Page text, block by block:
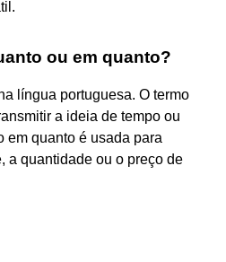
ou em quanto?
língua portuguesa. O termo
a ideia de tempo ou
em quanto é usada para
a quantidade ou o preço de